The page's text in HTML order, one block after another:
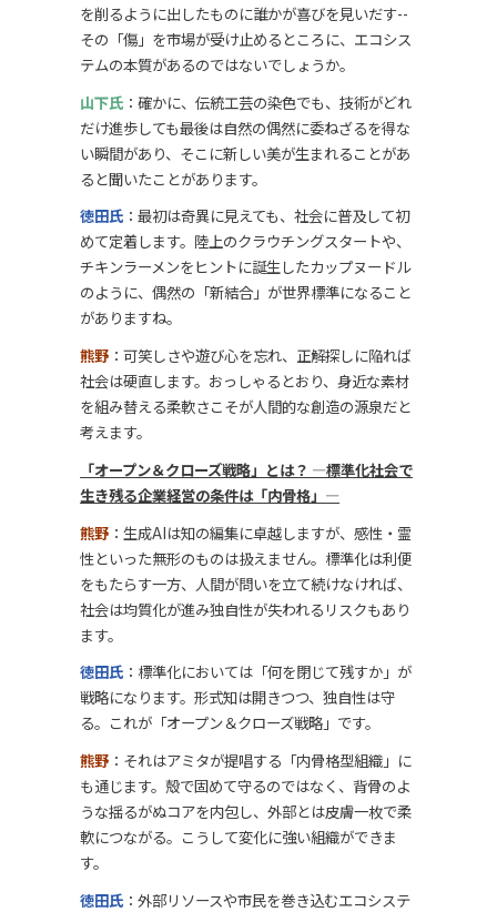
を削るように出したものに誰かが喜びを見いだす--
その「傷」を市場が受け止めるところに、エコシス
テムの本質があるのではないでしょうか。
山下氏 ：確かに、伝統工芸の染色でも、技術がどれ
だけ進歩しても最後は自然の偶然に委ねざるを得な
い瞬間があり、そこに新しい美が生まれることがあ
ると聞いたことがあります。
徳田氏 ：最初は奇異に見えても、社会に普及して初
めて定着します。陸上のクラウチングスタートや、
チキンラーメンをヒントに誕生したカップヌードル
のように、偶然の「新結合」が世界標準になること
がありますね。
熊野 ：可笑しさや遊び心を忘れ、正解探しに陥れば
社会は硬直します。おっしゃるとおり、身近な素材
を組み替える柔軟さこそが人間的な創造の源泉だと
考えます。
「オープン＆クローズ戦略」とは？ ―標準化社会で
生き残る企業経営の条件は「内骨格」―
熊野 ：生成AIは知の編集に卓越しますが、感性・霊
性といった無形のものは扱えません。標準化は利便
をもたらす一方、人間が問いを立て続けなければ、
社会は均質化が進み独自性が失われるリスクもあり
ます。
徳田氏 ：標準化においては「何を閉じて残すか」が
戦略になります。形式知は開きつつ、独自性は守
る。これが「オープン＆クローズ戦略」です。
熊野 ：それはアミタが提唱する「内骨格型組織」に
も通じます。殻で固めて守るのではなく、背骨のよ
うな揺るがぬコアを内包し、外部とは皮膚一枚で柔
軟につながる。こうして変化に強い組織ができま
す。
徳田氏 ：外部リソースや市民を巻き込むエコシステ